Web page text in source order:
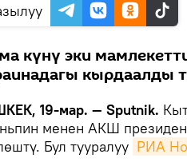
күнү эки
кырдаалды
19-мар. — Sputnik.
менен АКШ
Бул тууралуу РИА